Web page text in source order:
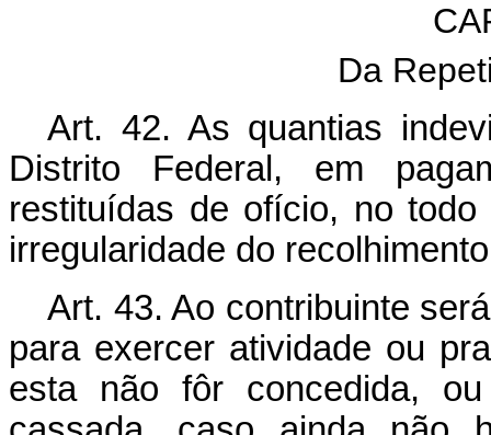
Da
Art. 42. As quantias
Distrito Federal, em
restituídas de ofício, no
irregularidade do
Art. 43. Ao contribuinte
para exercer atividade ou
esta não fôr concedida,